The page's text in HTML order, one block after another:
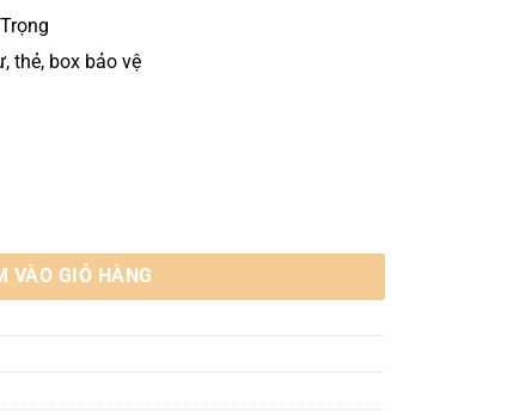
thẻ, box bảo vệ
M59217 số lượng
VÀO GIỎ HÀNG